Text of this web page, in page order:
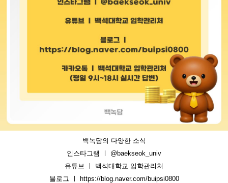
백녹담의 다양한 소식
인스타그램 ㅣ @baekseok_univ
유튜브 ㅣ 백석대학교 입학관리처
블로그 ㅣ https://blog.naver.com/buipsi0800